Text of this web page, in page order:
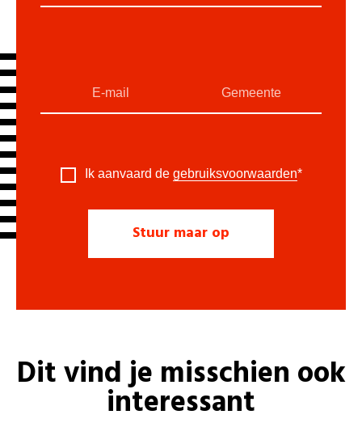
Ik aanvaard de gebruiksvoorwaarden*
Dit vind je misschien ook
interessant